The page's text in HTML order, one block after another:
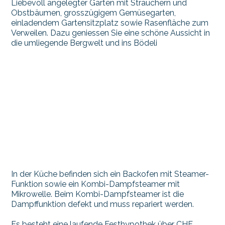
Liebevoll angelegter Garten mit Sträuchern und
Obstbäumen, grosszügigem Gemüsegarten,
einladendem Gartensitzplatz sowie Rasenfläche zum
Verweilen. Dazu geniessen Sie eine schöne Aussicht in
die umliegende Bergwelt und ins Bödeli
In der Küche befinden sich ein Backofen mit Steamer-
Funktion sowie ein Kombi-Dampfsteamer mit
Mikrowelle. Beim Kombi-Dampfsteamer ist die
Dampffunktion defekt und muss repariert werden.